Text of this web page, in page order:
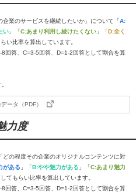
業のサービスを継続したいか」について「A:
い 」「C:あまり利用し続けたくない 」「D:全く
い比率を算出しています。
答、C=3-5回答、D=1-2回答として割合を算
ータ（PDF）
力度
の程度その企業のオリジナルコンテンツに対
がある 」「B:やや魅力がある 」「C:あまり魅力
てもらい比率を算出しています。
答、C=3-5回答、D=1-2回答として割合を算